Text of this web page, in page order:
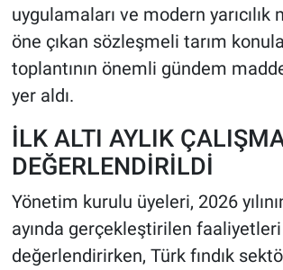
uygulamaları ve modern
öne çıkan sözleşmeli tarım
toplantının önemli gündem
yer aldı.
İLK ALTI AYLIK
DEĞERLENDİRİLDİ
Yönetim kurulu üyeleri, 2026
ayında gerçekleştirilen faaliyetleri
değerlendirirken, Türk fındık